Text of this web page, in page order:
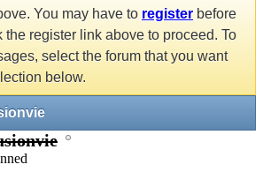
You may have to register before
the register link above to proceed. To
select the forum that you want
below.